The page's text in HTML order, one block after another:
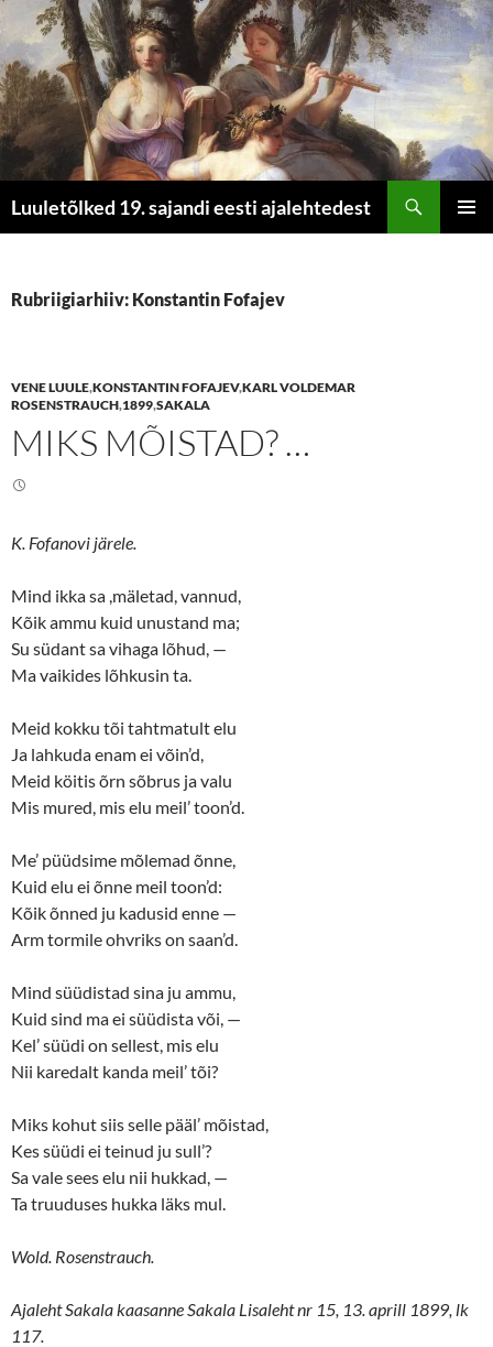
Luuletõlked 19. sajandi eesti ajalehtedest
Rubriigiarhiiv: Konstantin Fofajev
VENE LUULE,KONSTANTIN FOFAJEV,KARL VOLDEMAR
ROSENSTRAUCH,1899,SAKALA
MIKS MÕISTAD? …
K. Fofanovi järele.
Mind ikka sa ,mäletad, vannud,
Kõik ammu kuid unustand ma;
Su südant sa vihaga lõhud, —
Ma vaikides lõhkusin ta.
Meid kokku tõi tahtmatult elu
Ja lahkuda enam ei võin’d,
Meid köitis õrn sõbrus ja valu
Mis mured, mis elu meil’ toon’d.
Me’ püüdsime mõlemad õnne,
Kuid elu ei õnne meil toon’d:
Kõik õnned ju kadusid enne —
Arm tormile ohvriks on saan’d.
Mind süüdistad sina ju ammu,
Kuid sind ma ei süüdista või, —
Kel’ süüdi on sellest, mis elu
Nii karedalt kanda meil’ tõi?
Miks kohut siis selle pääl’ mõistad,
Kes süüdi ei teinud ju sull’?
Sa vale sees elu nii hukkad, —
Ta truuduses hukka läks mul.
Wold. Rosenstrauch.
Ajaleht Sakala kaasanne Sakala Lisaleht nr 15, 13. aprill 1899, lk
117.